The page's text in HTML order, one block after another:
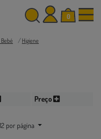
0
Higiene
Preço
12 por página